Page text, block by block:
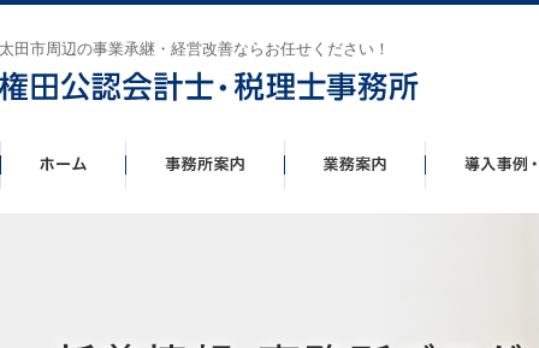
太田市周辺の事業承継・経営改善ならお任せください！